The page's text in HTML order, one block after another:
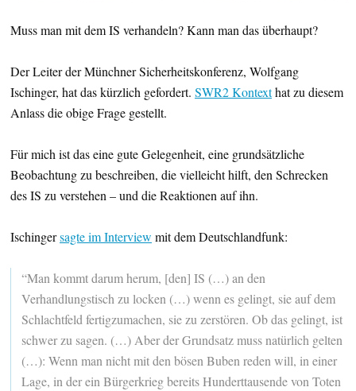
Muss man mit dem IS verhandeln? Kann man das überhaupt?
Der Leiter der Münchner Sicherheitskonferenz, Wolfgang
Ischinger, hat das kürzlich gefordert. SWR2 Kontexthat zu diesem
Anlass die obige Frage gestellt.
Für mich ist das eine gute Gelegenheit, eine grundsätzliche
Beobachtung zu beschreiben, die vielleicht hilft, den Schrecken
des IS zu verstehen – und die Reaktionen auf ihn.
Ischingersagte im Interview mit dem Deutschlandfunk:
“Man kommt darum herum, [den] IS (…) an den
Verhandlungstisch zu locken (…) wenn es gelingt, sie auf dem
Schlachtfeld fertigzumachen, sie zu zerstören. Ob das gelingt, ist
schwer zu sagen. (…) Aber der Grundsatz muss natürlich gelten
(…): Wenn man nicht mit den bösen Buben reden will, in einer
Lage, in der ein Bürgerkrieg bereits Hunderttausende von Toten